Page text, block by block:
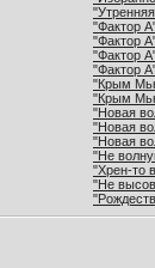
"Фактор
"Фактор
"Фактор
"Фактор
"Крым
"Крым
"Новая
"Новая
"Новая
"Не
"Хрен-то
"Не